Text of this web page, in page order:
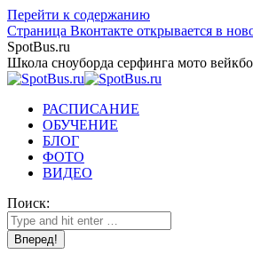
Перейти к содержанию
Страница Вконтакте открывается в
SpotBus.ru
Школа сноуборда серфинга мото
РАСПИСАНИЕ
ОБУЧЕНИЕ
БЛОГ
ФОТО
ВИДЕО
Поиск: